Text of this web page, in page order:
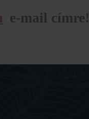
e-mail címre!